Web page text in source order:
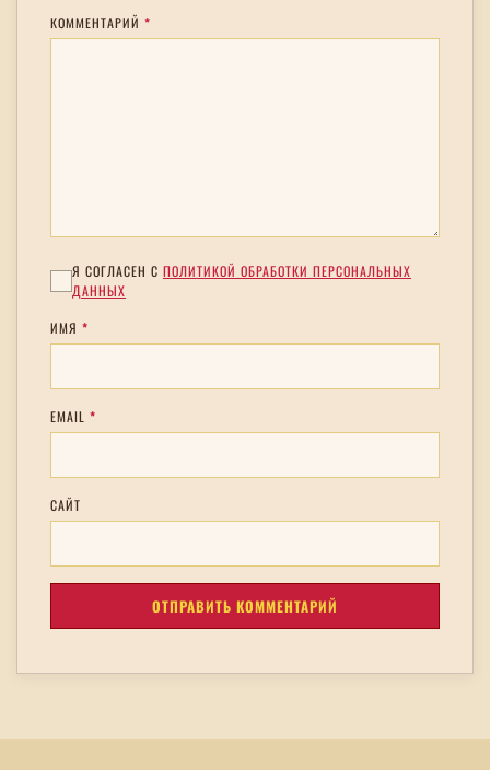
КОММЕНТАРИЙ *
Я СОГЛАСЕН С ПОЛИТИКОЙ ОБРАБОТКИ ПЕРСОНАЛЬНЫХ
ДАННЫХ
ИМЯ *
EMAIL *
САЙТ